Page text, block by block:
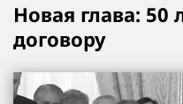
Новая глава:
договору